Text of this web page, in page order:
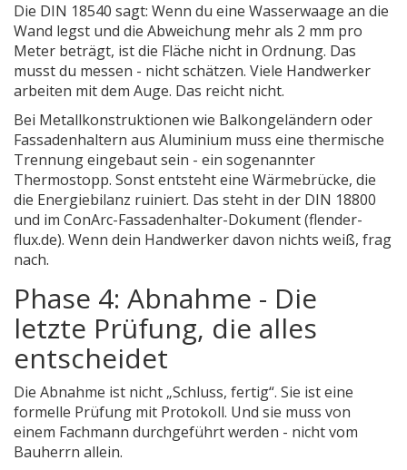
Die DIN 18540 sagt: Wenn du eine Wasserwaage an die
Wand legst und die Abweichung mehr als 2 mm pro
Meter beträgt, ist die Fläche nicht in Ordnung. Das
musst du messen - nicht schätzen. Viele Handwerker
arbeiten mit dem Auge. Das reicht nicht.
Bei Metallkonstruktionen wie Balkongeländern oder
Fassadenhaltern aus Aluminium muss eine thermische
Trennung eingebaut sein - ein sogenannter
Thermostopp. Sonst entsteht eine Wärmebrücke, die
die Energiebilanz ruiniert. Das steht in der DIN 18800
und im ConArc-Fassadenhalter-Dokument (flender-
flux.de). Wenn dein Handwerker davon nichts weiß, frag
nach.
Phase 4: Abnahme - Die
letzte Prüfung, die alles
entscheidet
Die Abnahme ist nicht „Schluss, fertig“. Sie ist eine
formelle Prüfung mit Protokoll. Und sie muss von
einem Fachmann durchgeführt werden - nicht vom
Bauherrn allein.